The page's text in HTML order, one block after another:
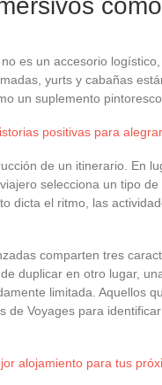
es un accesorio
yurts y cabañas
un suplemento pintoresco.
positivas para
de un itinerario. En
selecciona un tipo de
dicta el ritmo, las
comparten tres
duplicar en otro lugar,
limitada. Aquellos
de Voyages para
alojamiento para tus